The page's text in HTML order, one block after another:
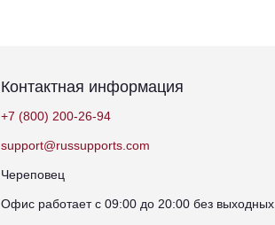
Контактная информация
+7 (800) 200-26-94
support@russupports.com
Череповец
Офис работает с 09:00 до 20:00 без выходных